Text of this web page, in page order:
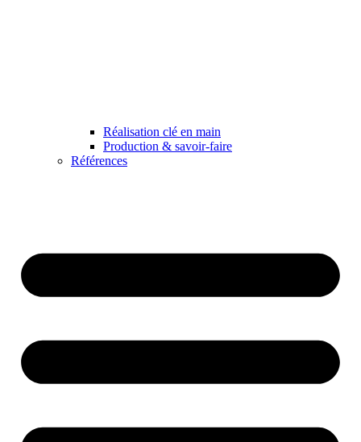
Réalisation clé en main
Production & savoir-faire
Références